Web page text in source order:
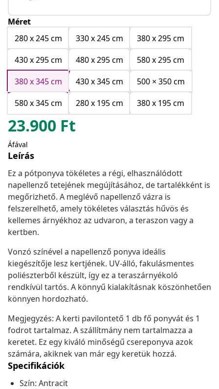
Méret
280 x 245 cm
330 x 245 cm
380 x 295 cm
430 x 295 cm
480 x 295 cm
580 x 295 cm
380 x 345 cm
430 x 345 cm
500 × 350 cm
580 x 345 cm
280 x 195 cm 380 x 195 cm
23.900 Ft
Áfával
Leírás
Ez a pótponyva tökéletes a régi, elhasználódott
napellenző tetejének megújításához, de tartalékként is
megőrizhető. A meglévő napellenző vázra is
felszerelhető, amely tökéletes választás hűvös és
kellemes árnyékhoz az udvaron, a teraszon vagy a
kertben.
Vonzó színével a napellenző ponyva ideális
kiegészítője lesz kertjének. UV-álló, fakulásmentes
poliészterből készült, így ez a teraszárnyékoló
rendkívül tartós. A könnyű kialakításnak köszönhetően
könnyen hordozható.
Megjegyzés: A kerti pavilontető 1 db fő ponyvát és 1
fodrot tartalmaz. A szállítmány nem tartalmazza a
keretet. Ez egy kiváló minőségű csereponyva azok
számára, akiknek van már egy keretük hozzá.
Specifikációk
Szín: Antracit